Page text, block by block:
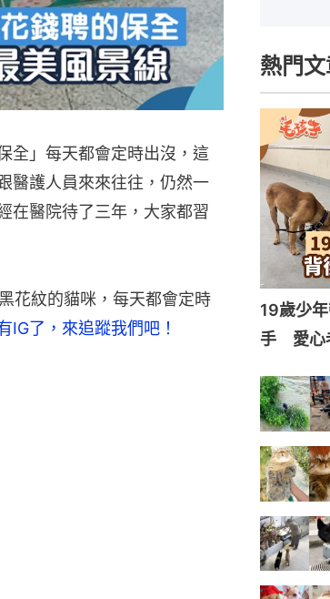
全」每天都會定時出沒，這
醫護人員來來往往，仍然一
在醫院待了三年，大家都習
花紋的貓咪，每天都會定時
IG了，來追蹤我們吧！
熱門
19歲少
手 愛心